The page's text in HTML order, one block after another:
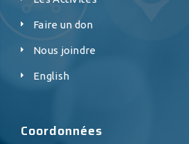
Faire un don
Nous joindre
English
Coordonnées